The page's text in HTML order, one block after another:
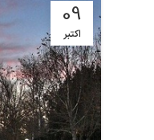
09
اکتبر